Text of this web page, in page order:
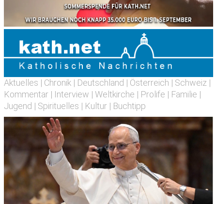
Aktuelles | Chronik | Deutschland | Österreich | Schweiz |
Kommentar | Interview | Weltkirche | Prolife | Familie |
Jugend | Spirituelles | Kultur | Buchtipp